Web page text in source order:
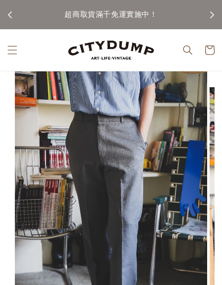
超商取貨滿千免運實施中！